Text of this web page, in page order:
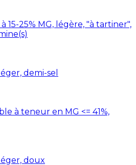
15-25% MG, légère, "à tartiner",
demi-sel
à teneur en MG <= 41%,
doux